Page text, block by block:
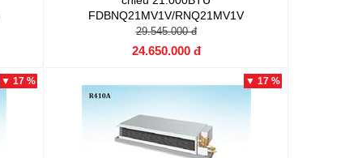
FDBNQ21MV1V/RNQ21MV1V
29.545.000 đ
24.650.000 đ
▼ 17 % ▼ 17 %